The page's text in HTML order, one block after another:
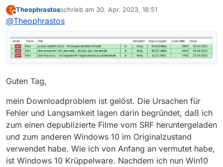
von Intenso namens Memory Center. Diese
wurde ab Werk in einer Partition mit 6 TB
ausgeliefert und speichert besagte große
Filmdateien problemlos ab.
Mit freundlichem Gruß, Theophrastos
T
Offline
Theophrastosschrieb am 30. Apr. 2023, 18:51
zuletzt editiert von
@Theophrastos
Guten Tag,
mein Downloadproblem ist gelöst. Die Ursachen für
Fehler und Langsamkeit lagen darin begründet, daß ich
zum einen depublizierte Filme vom SRF heruntergeladen
und zum anderen Windows 10 im Originalzustand
verwendet habe. Wie ich von Anfang an vermutet habe,
ist Windows 10 Krüppelware. Nachdem ich nun Win10